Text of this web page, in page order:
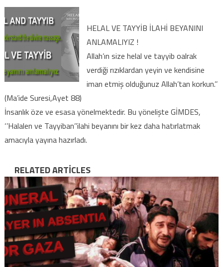
HELAL VE TAYYİB İLAHİ BEYANINI
ANLAMALIYIZ !
Allah’ın size helal ve tayyib oalrak
verdiği rızıklardan yeyin ve kendisine
iman etmiş olduğunuz Allah’tan korkun.’’
(Ma’ide Suresi,Ayet 88)
İnsanlık öze ve esasa yönelmektedir. Bu yönelişte GİMDES,
‘’Halalen ve Tayyiban’’ilahi beyanını bir kez daha hatırlatmak
amacıyla yayına hazırladı.
RELATED ARTICLES